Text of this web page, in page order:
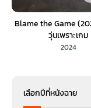
Blame the Game
วุ่นเพราะเกม
2024
เลือกปีที่หนังฉาย